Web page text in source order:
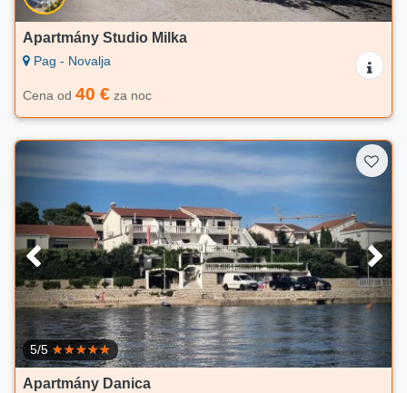
Apartmány Studio Milka
Pag - Novalja
Cena od 40 € za noc
5/5
Apartmány Danica